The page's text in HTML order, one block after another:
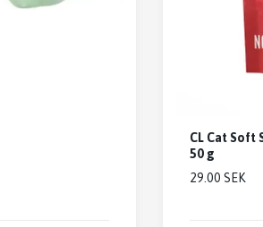
CL Cat Soft
50 g
29.00 SEK